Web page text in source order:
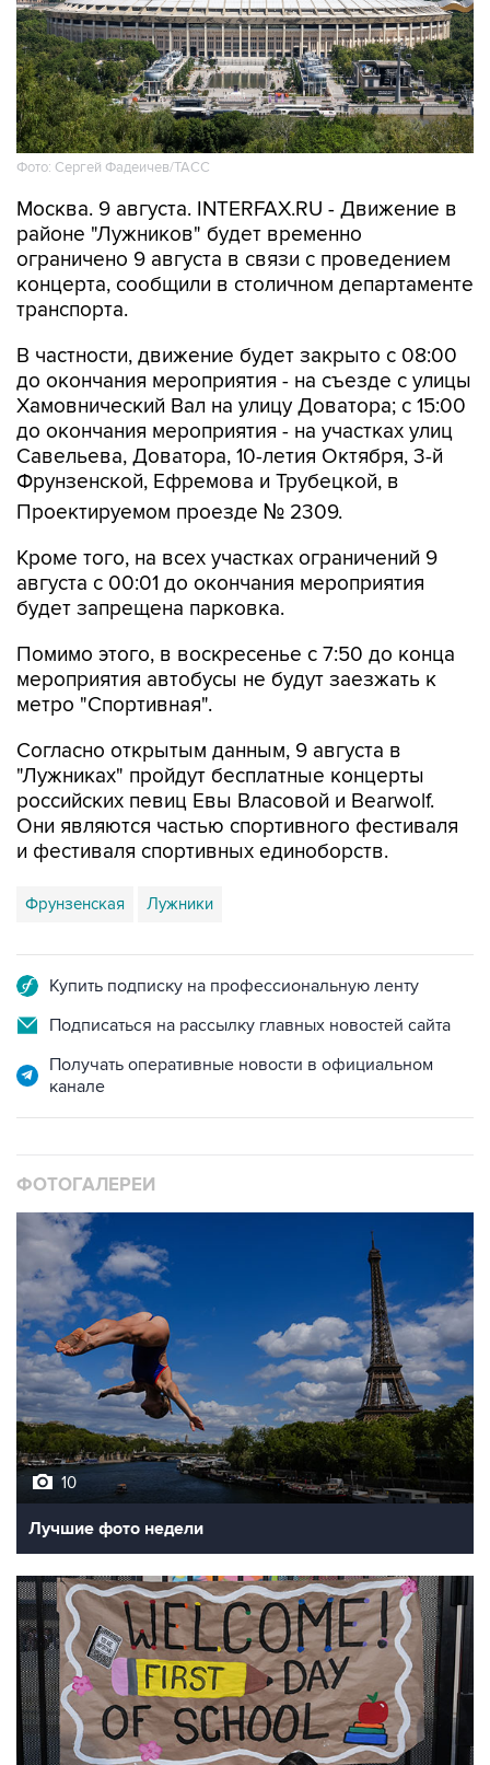
Фото: Сергей Фадеичев/ТАСС
Москва. 9 августа. INTERFAX.RU - Движение в
ограничено 9 августа в связи с проведением
концерта, сообщили в столичном департаменте
транспорта.
В частности, движение будет закрыто с 08:00
Хамовнический Вал на улицу Доватора; с 15:00
до окончания мероприятия - на участках улиц
Савельева, Доватора, 10-летия Октября, 3-й
Фрунзенской, Ефремова и Трубецкой, в
Проектируемом проезде № 2309.
Кроме того, на всех участках ограничений 9
будет запрещена парковка.
Помимо этого, в воскресенье с 7:50 до конца
метро "Спортивная".
Согласно открытым данным, 9 августа в
российских певиц Евы Власовой и Bearwolf.
Они являются частью спортивного фестиваля
и фестиваля спортивных единоборств.
Фрунзенская Лужники
Подписаться на рассылку главных новостей сайта
Получать оперативные новости в официальном
10
Лучшие фото недели